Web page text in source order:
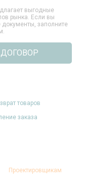
выгодные
рынка. Если вы
заполните
товаров
заказа
Проектировщикам